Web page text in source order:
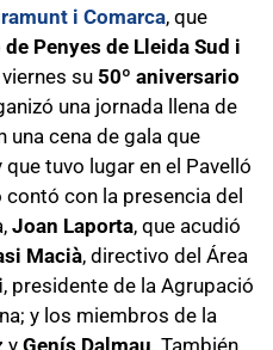
i Comarca, que
de Penyes de Lleida Sud i
su 50º aniversario
una jornada llena de
cena de gala que
que tuvo lugar en el Pavelló
con la presencia del
Joan Laporta, que acudió
Macià, directivo del Área
, presidente de la Agrupació
y los miembros de la